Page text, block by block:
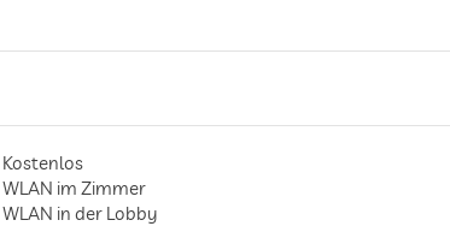
Kostenlos
WLAN im Zimmer
WLAN in der Lobby